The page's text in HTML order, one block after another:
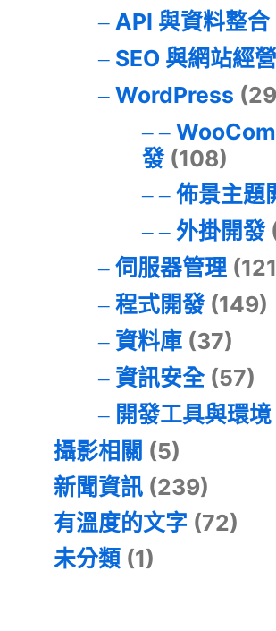
API 與資料整合
SEO 與網站經營
WordPress
發(108)
佈景主題
外掛開發
伺服器管理
程式開發(149)
資料庫(37)
資訊安全(57)
開發工具與環境
攝影相關 (5)
新聞資訊 (239)
有溫度的文字 (72)
未分類 (1)